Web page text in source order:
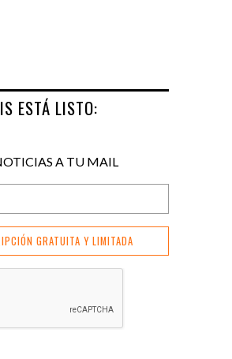
ESTÁ LISTO:
A TU MAIL
GRATUITA Y LIMITADA